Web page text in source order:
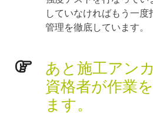
していなければもう一
管理を徹底しています。
あと施工アン
資格者が作業
ます。